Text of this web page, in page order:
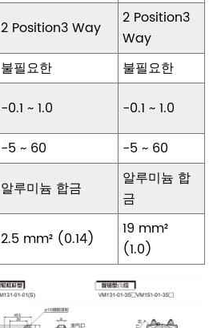
2 Position3 Way
2 Position3
Way
불필요한
불필요한
-0.1 ~ 1.0
-0.1 ~ 1.0
-5 ~ 60
-5 ~ 60
알루미늄 합금
알루미늄 합
금
2.5 mm² (0.14)
19 mm²
(1.0)